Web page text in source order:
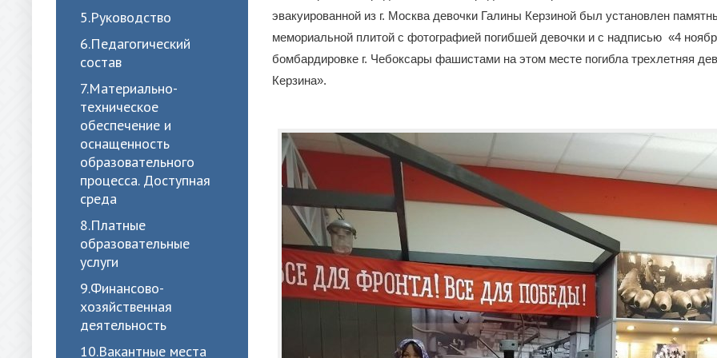
5.Руководство
6.Педагогический
состав
7.Материально-
техническое
обеспечение и
оснащенность
образовательного
процесса. Доступная
среда
8.Платные
образовательные
услуги
9.Финансово-
хозяйственная
деятельность
10.Вакантные места
эвакуированной из г. Москва девочки Галины Керзиной был установлен
мемориальной плитой с фотографией погибшей девочки и с надписью «4
бомбардировке г. Чебоксары фашистами на этом месте погибла трехлетняя
Керзина».